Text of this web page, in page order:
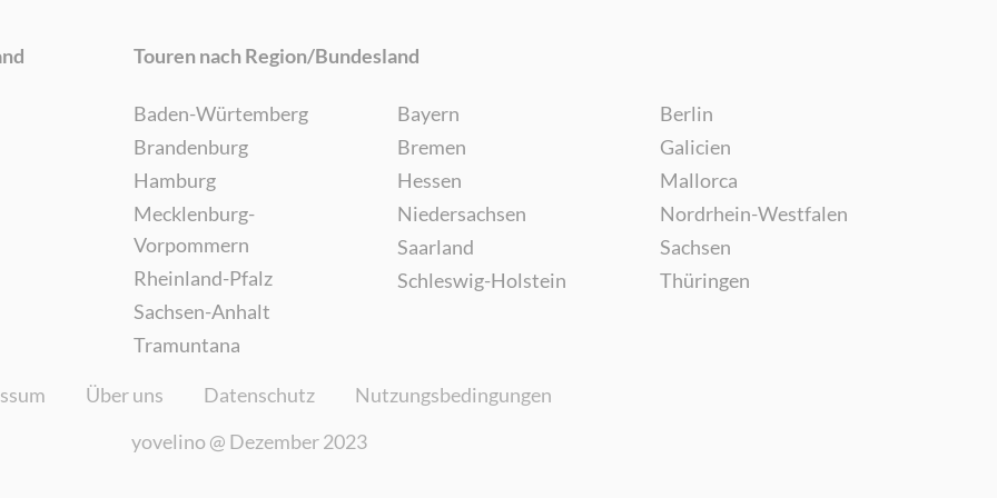
Touren nach Region/Bundesland
Baden-Würtemberg
Brandenburg
Hamburg
Mecklenburg-
Vorpommern
Rheinland-Pfalz
Sachsen-Anhalt
Tramuntana
Bayern
Bremen
Hessen
Niedersachsen
Saarland
Schleswig-Holstein
Berlin
Galicien
Mallorca
Nordrhein-Westfalen
Sachsen
Thüringen
Über uns Datenschutz
Nutzungsbedingungen
yovelino @ Dezember 2023